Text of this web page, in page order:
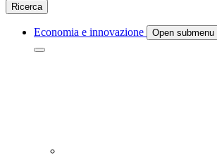
Ricerca
Economia e innovazione Open submenu